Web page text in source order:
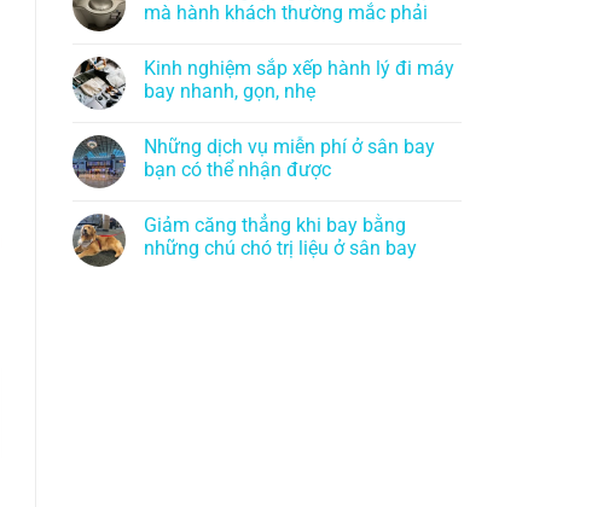
mà hành khách thường mắc phải
Kinh nghiệm sắp xếp hành lý đi máy
bay nhanh, gọn, nhẹ
Những dịch vụ miễn phí ở sân bay
bạn có thể nhận được
Giảm căng thẳng khi bay bằng
những chú chó trị liệu ở sân bay